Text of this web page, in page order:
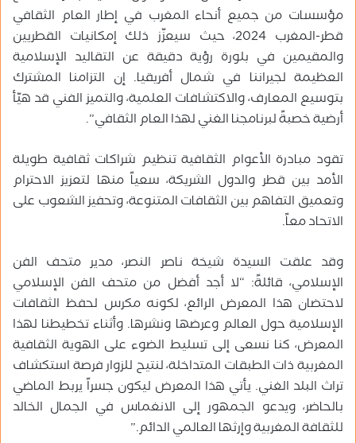
مؤسسات من جميع أنحاء المغرب في إطار العام الثقافي
قطر-المغرب 2024، حيث سيعزّز ذلك إمكانيات القطريين
والمقيمين في بلورة رؤية دقيقة عن التقاليد الإسلامية
العظيمة لجيراننا في شمال أفريقيا. إن التزامنا المشترك
بتوسيع المعارف، والاكتشافات العلمية، والتميز الفني قد هيّأ
أرضية خصبةً لبرنامجنا الغني لهذا العام الثقافي”.
تقود مبادرة الأعوام الثقافية تنظيم شراكات ثقافية طويلة
الأمد بين قطر والدول الشريكة، سعياً منها لتعزيز الاحترام
وتعميق التفاهم بين الثقافات المتنوعة، وتحفيز الشعوب على
الاتحاد معاً.
وقد علقت السيدة شيخة ناصر النصر، مدير متحف الفن
الإسلامي، قائلةً: “لا أجد أفضل من متحف الفن الإسلامي
لاحتضان هذا المعرض الرائع، لكونه مكرس لحفظ الثقافات
الإسلامية حول العالم وعرضها ونشرها. وأثناء تخطيطنا لهذا
المعرض، كنا نسعى إلى تسليط الضوء على الهوية الثقافية
المغربية ذات الطبقات المتداخلة، لنتيح للزوار فرصة استكشاف
تراث البلد الغني. يأتي هذا المعرض ليكون جسراً يربط الماضي
بالحاضر، ويدعو الجمهور إلى الانغماس في الجمال الخالد
للثقافة المغربية وإرثها العالمي الدائم.”